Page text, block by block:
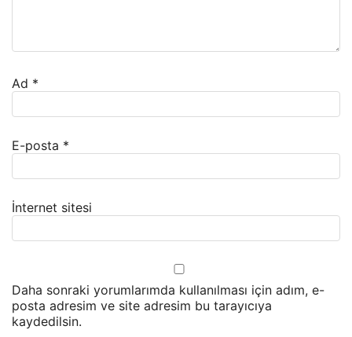
Ad *
E-posta *
İnternet sitesi
Daha sonraki yorumlarımda kullanılması için adım, e-
posta adresim ve site adresim bu tarayıcıya
kaydedilsin.